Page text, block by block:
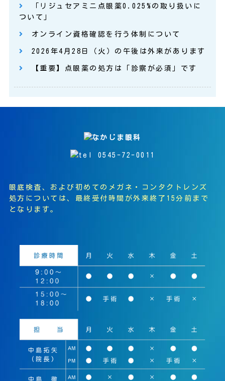
「リジュセアミニ点眼薬0.025%の取り扱いに
ついて」
オンライン資格確認を行う体制について
2026年4月28日（火）の午後は外来があります
【重要】点眼薬の処方は「診察が必須」です
眼底検査、および初めてのメガネ・コンタクトレンズ
処方については、最終受付時間が外来終了15分前まで
となります。